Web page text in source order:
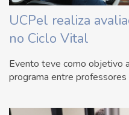
UCPel realiza
no Ciclo Vital
Evento teve como objetivo
programa entre